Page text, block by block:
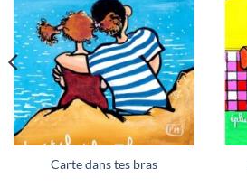
Carte dans tes bras